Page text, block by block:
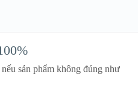
sản phẩm không đúng như